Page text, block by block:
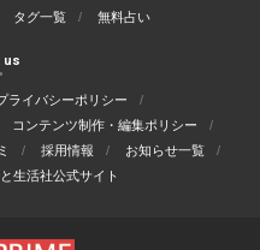
タグ一覧 無料占い
us
ライバシーポリシー
コンテンツ制作・編集ポリシー
採用情報
お知らせ一覧
生活社公式サイト